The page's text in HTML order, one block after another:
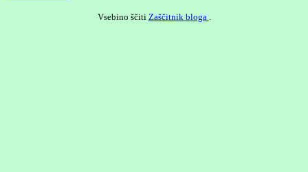
Vsebino ščiti Zaščitnik bloga .